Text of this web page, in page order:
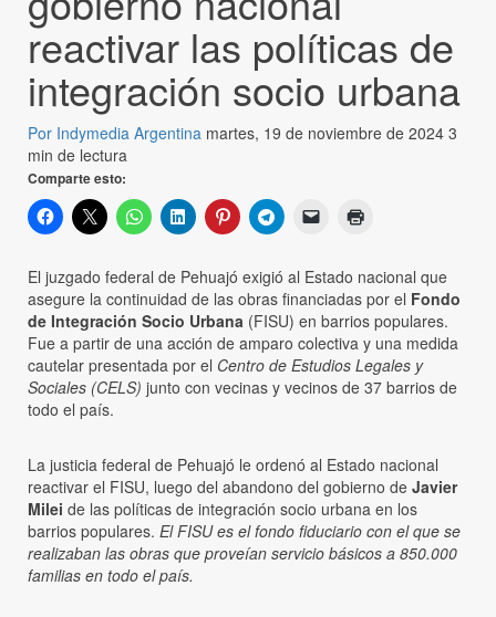
reactivar las políticas de
integración socio urbana
Por Indymedia Argentina martes, 19 de noviembre de 2024 3
min de lectura
Comparte esto:
El juzgado federal de Pehuajó exigió al Estado nacional que
asegure la continuidad de las obras financiadas por el Fondo
de Integración Socio Urbana (FISU) en barrios populares.
Fue a partir de una acción de amparo colectiva y una medida
cautelar presentada por el Centro de Estudios Legales y
Sociales (CELS) junto con vecinas y vecinos de 37 barrios de
todo el país.
La justicia federal de Pehuajó le ordenó al Estado nacional
reactivar el FISU, luego del abandono del gobierno de Javier
Milei de las políticas de integración socio urbana en los
barrios populares. El FISU es el fondo fiduciario con el que se
realizaban las obras que proveían servicio básicos a 850.000
familias en todo el país.